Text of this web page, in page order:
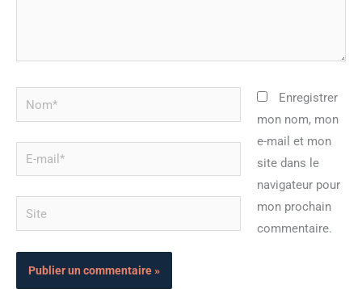
Nom*
mail*
Site
Enregistrer
mon nom, mon
e-mail et mon
site dans le
navigateur pour
mon prochain
commentaire.